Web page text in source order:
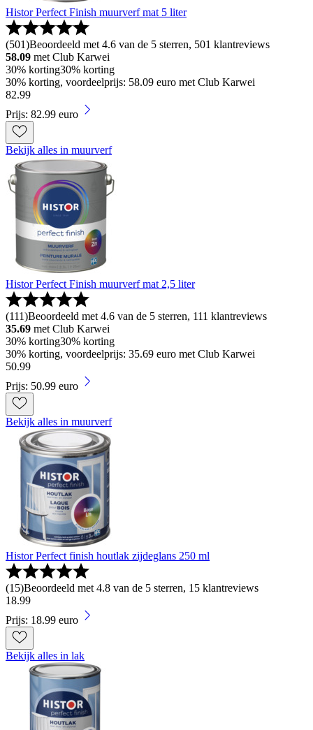
Histor Perfect Finish muurverf mat 5 liter
(501)Beoordeeld met 4.6 van de 5 sterren, 501 klantreviews
58.09 met Club Karwei
30% korting30% korting
30% korting, voordeelprijs: 58.09 euro met Club Karwei
82.99
Prijs: 82.99 euro
Bekijk alles in muurverf
Histor Perfect Finish muurverf mat 2,5 liter
(111)Beoordeeld met 4.6 van de 5 sterren, 111 klantreviews
35.69 met Club Karwei
30% korting30% korting
30% korting, voordeelprijs: 35.69 euro met Club Karwei
50.99
Prijs: 50.99 euro
Bekijk alles in muurverf
Histor Perfect finish houtlak zijdeglans 250 ml
(15)Beoordeeld met 4.8 van de 5 sterren, 15 klantreviews
18.99
Prijs: 18.99 euro
Bekijk alles in lak